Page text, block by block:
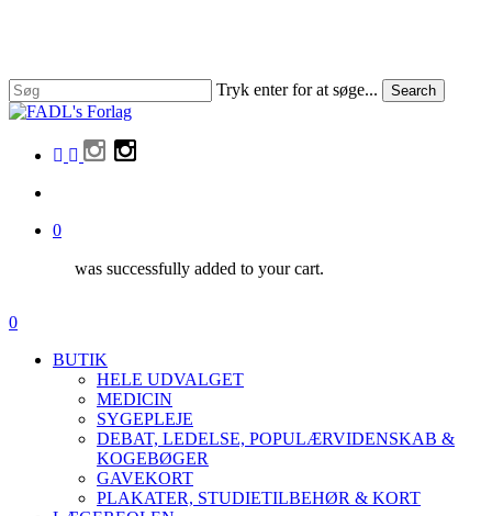
content
Tryk enter for at søge... Search
Close
facebook
linkedin
instagram
0
was successfully added to your cart.
Menu
search
0
BUTIK
HELE UDVALGET
MEDICIN
SYGEPLEJE
DEBAT, LEDELSE, POPULÆRVIDENSKAB &
KOGEBØGER
GAVEKORT
PLAKATER, STUDIETILBEHØR & KORT